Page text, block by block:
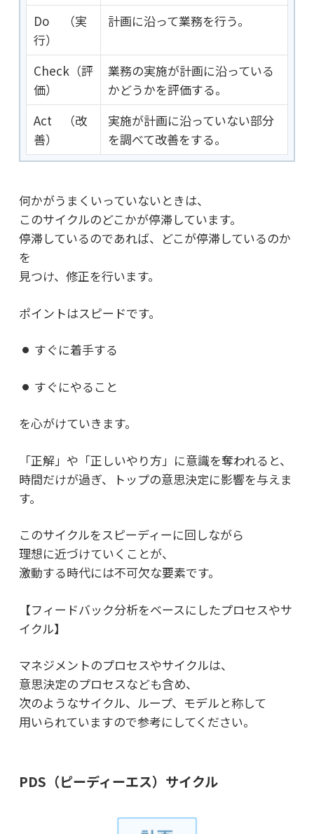
Do （実
行）
計画に沿って業務を行う。
Check（評
価）
業務の実施が計画に沿っている
かどうかを評価する。
Act （改
善）
実施が計画に沿っていない部分
を調べて改善をする。
何かがうまくいっていないときは、
このサイクルのどこかが停滞しています。
停滞しているのであれば、どこが停滞しているのか
を
見つけ、修正を行います。
ポイントはスピードです。
すぐに着手する
すぐにやること
を心がけていきます。
「正解」や「正しいやり方」に意識を奪われると、
時間だけが過ぎ、トップの意思決定に影響を与えま
す。
このサイクルをスピーディーに回しながら
理想に近づけていくことが、
激動する時代には不可欠な要素です。
【フィードバック分析をベースにしたプロセスやサ
イクル】
マネジメントのプロセスやサイクルは、
意思決定のプロセスなども含め、
次のようなサイクル、ループ、モデルと称して
用いられていますので参考にしてください。
PDS（ピーディーエス）サイクル